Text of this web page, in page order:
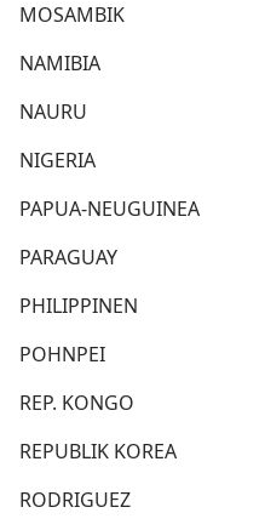
MOSAMBIK
NAMIBIA
NAURU
NIGERIA
PAPUA-NEUGUINEA
PARAGUAY
PHILIPPINEN
POHNPEI
REP. KONGO
REPUBLIK KOREA
RODRIGUEZ